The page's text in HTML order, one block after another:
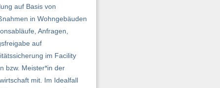
auf Basis von
in Wohngebäuden
Anfragen,
auf
im Facility
bzw. Meister*in der
mit. Im Idealfall